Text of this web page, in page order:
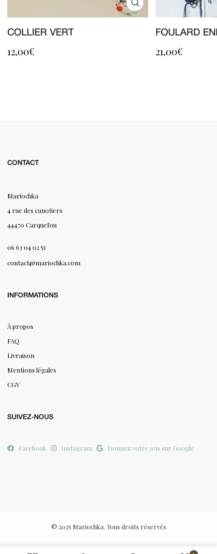
COLLIER VERT
12,00€
FOULARD
21,00€
CONTACT
Mariochka
4 rue des canotiers
44470 Carquefou
06 63 04 02 51
contact@mariochka.com
INFORMATIONS
À propos
FAQ
Livraison
Mentions légales
CGV
SUIVEZ-NOUS
Facebook Instagram Donnez votre avis sur Google
© 2025 Mariochka. Tous droits réservés